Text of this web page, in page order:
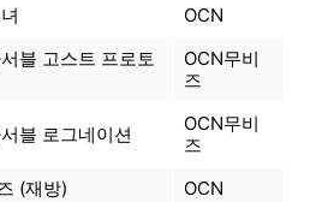
OCN
블 고스트 프로토
OCN무비
즈
블 로그네이션
OCN무비
즈
(재방)
OCN